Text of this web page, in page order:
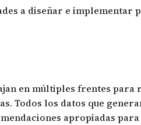
a diseñar e implementar
en múltiples frentes para
Todos los datos que
apropiadas para